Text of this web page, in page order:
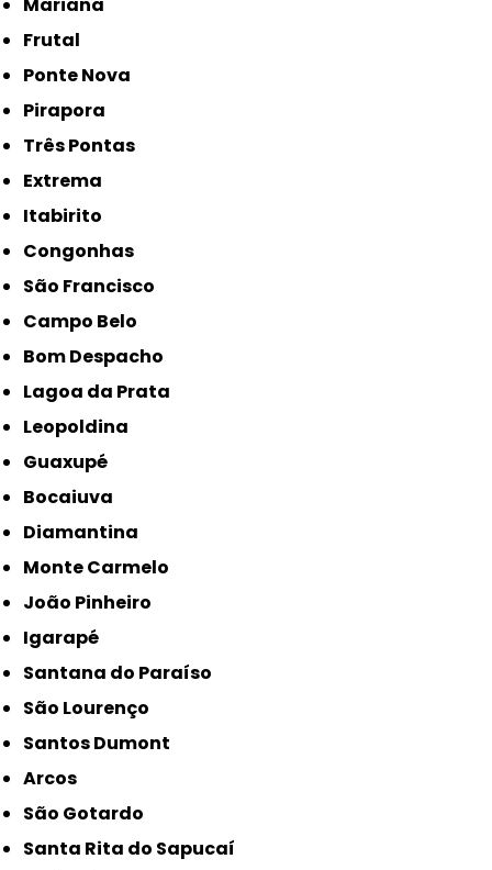
Mariana
Frutal
Ponte Nova
Pirapora
Três Pontas
Extrema
Itabirito
Congonhas
São Francisco
Campo Belo
Bom Despacho
Lagoa da Prata
Leopoldina
Guaxupé
Bocaiuva
Diamantina
Monte Carmelo
João Pinheiro
Igarapé
Santana do Paraíso
São Lourenço
Santos Dumont
Arcos
São Gotardo
Santa Rita do Sapucaí